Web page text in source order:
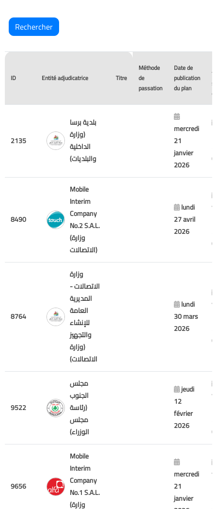
ID Entité adjudicatrice Titre
Méthode
de
passation
Date de
publication
du plan
2135
بلدية برسا
(وزارة
الداخلية
والبلديات)
mercredi
21
janvier
2026
8490
Mobile
Interim
Company
No.2 S.A.L.
(وزارة
الاتصالات)
lundi
27 avril
2026
8764
وزارة
الاتصالات -
المديرية
العامة
للإنشاء
والتجهيز
(وزارة
الاتصالات)
lundi
30 mars
2026
9522
مجلس
الجنوب
(رئاسة
مجلس
الوزراء)
jeudi
12
février
2026
9656
Mobile
Interim
Company
No.1 S.A.L.
(وزارة
mercredi
21
janvier